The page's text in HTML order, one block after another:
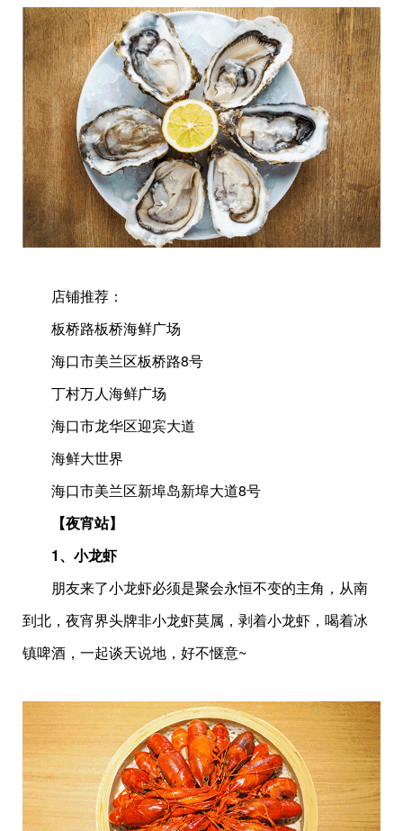
店铺推荐：
板桥路板桥海鲜广场
海口市美兰区板桥路8号
丁村万人海鲜广场
海口市龙华区迎宾大道
海鲜大世界
海口市美兰区新埠岛新埠大道8号
【夜宵站】
1、小龙虾
朋友来了小龙虾必须是聚会永恒不变的主角，从南
到北，夜宵界头牌非小龙虾莫属，剥着小龙虾，喝着冰
镇啤酒，一起谈天说地，好不惬意~